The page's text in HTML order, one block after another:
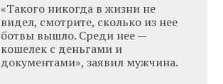
«Такого никогда в жизни не
видел, смотрите, сколько из нее
ботвы вышло. Среди нее —
кошелек с деньгами и
документами», заявил мужчина.